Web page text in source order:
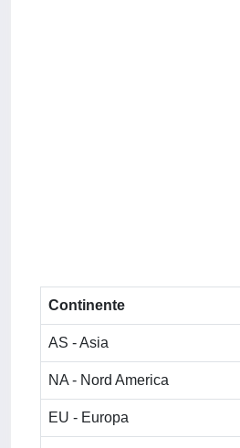
Continente
AS - Asia
NA - Nord America
EU - Europa